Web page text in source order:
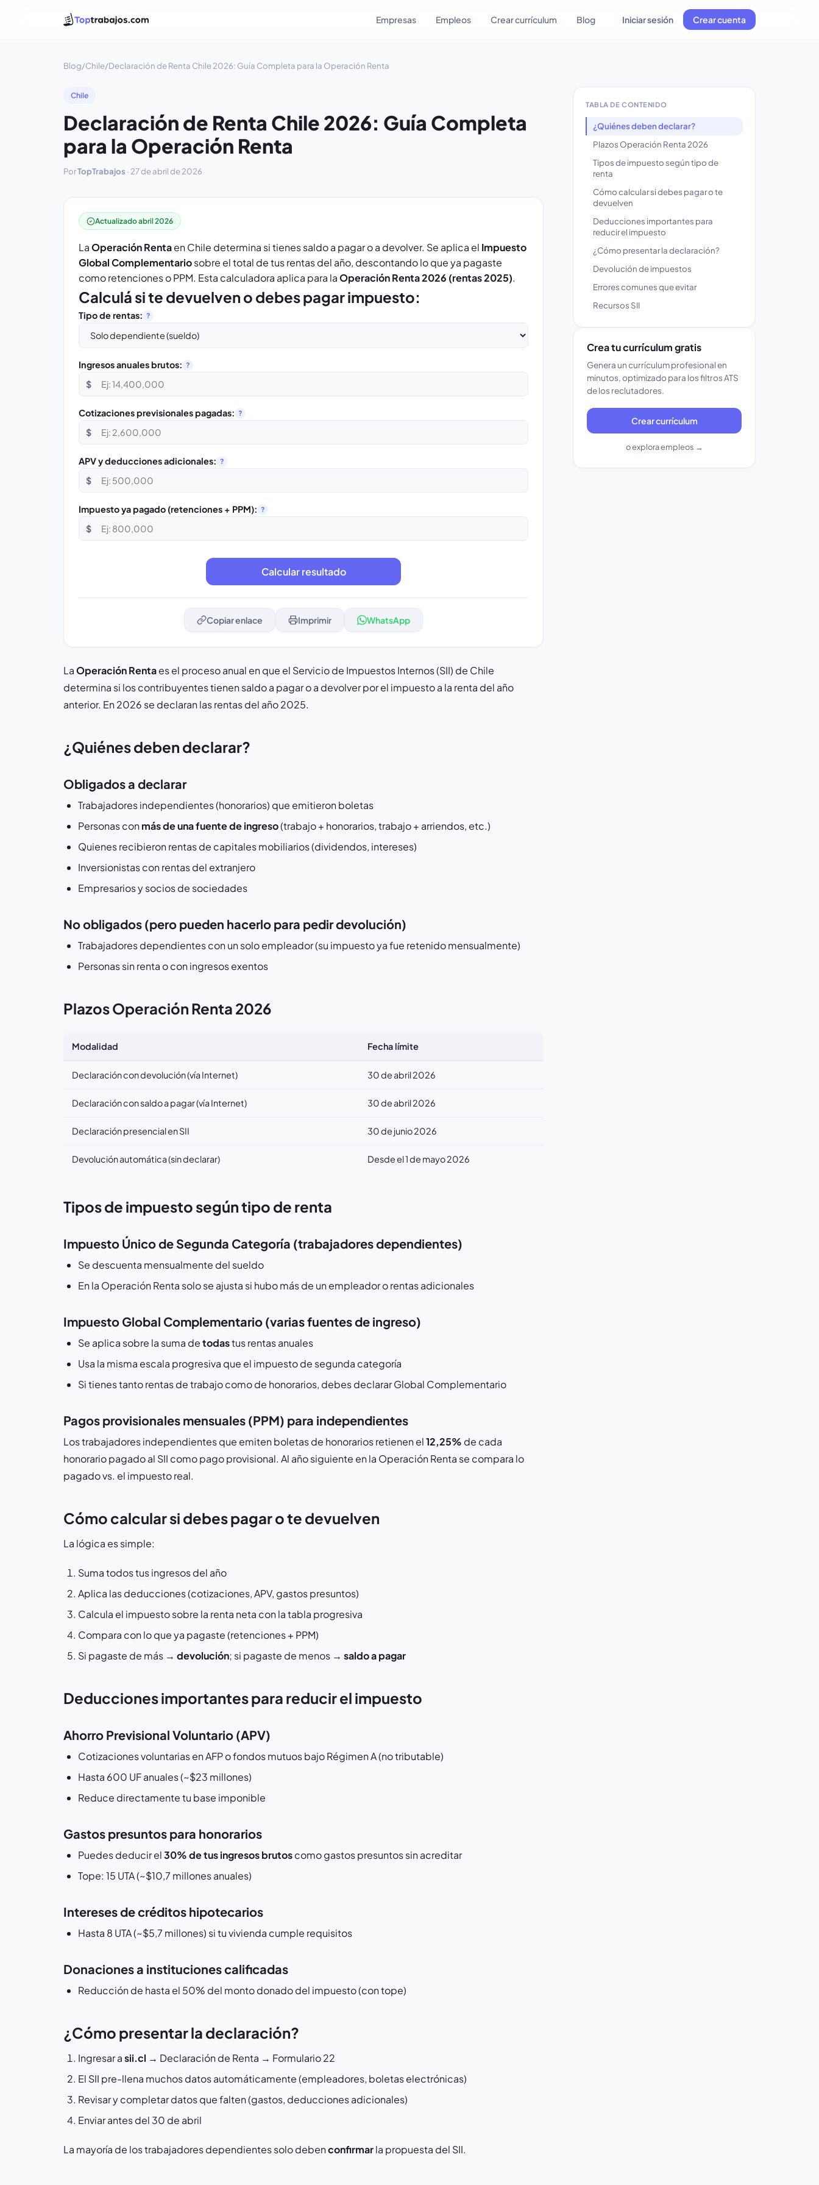
Empresas Empleos Crear currículum Blog Iniciar sesión Crear cuenta
Blog/Chile/Declaración de Renta Chile 2026: Guía Completa para la Operación Renta
Chile
Declaración de Renta Chile 2026: Guía Completa
para la Operación Renta
PorTopTrabajos · 27 de abril de 2026
Actualizado abril 2026
LaOperación Rentaen Chile determina si tienes saldo a pagar o a devolver. Se aplica el Impuesto
Global Complementariosobre el total de tus rentas del año, descontando lo que ya pagaste
como retenciones o PPM. Esta calculadora aplica para laOperación Renta 2026 (rentas 2025).
Calculá si te devuelven o debes pagar impuesto:
Tipo de rentas: ?
Ingresos anuales brutos: ?
$
Cotizaciones previsionales pagadas: ?
$
APV y deducciones adicionales: ?
$
Impuesto ya pagado (retenciones + PPM): ?
$
Copiar enlace Imprimir WhatsApp
LaOperación Rentaes el proceso anual en que el Servicio de Impuestos Internos (SII) de Chile
determina si los contribuyentes tienen saldo a pagar o a devolver por el impuesto a la renta del año
anterior. En 2026 se declaran las rentas del año 2025.
¿Quiénes deben declarar?
Obligados a declarar
Trabajadores independientes (honorarios) que emitieron boletas
Personas conmás de una fuente de ingreso(trabajo + honorarios, trabajo + arriendos, etc.)
Quienes recibieron rentas de capitales mobiliarios (dividendos, intereses)
Inversionistas con rentas del extranjero
Empresarios y socios de sociedades
No obligados (pero pueden hacerlo para pedir devolución)
Trabajadores dependientes con un solo empleador (su impuesto ya fue retenido mensualmente)
Personas sin renta o con ingresos exentos
Plazos Operación Renta 2026
Modalidad Fecha límite
Declaración con devolución (vía Internet) 30 de abril 2026
Declaración con saldo a pagar (vía Internet) 30 de abril 2026
Declaración presencial en SII 30 de junio 2026
Devolución automática (sin declarar) Desde el 1 de mayo 2026
Tipos de impuesto según tipo de renta
Impuesto Único de Segunda Categoría (trabajadores dependientes)
Se descuenta mensualmente del sueldo
En la Operación Renta solo se ajusta si hubo más de un empleador o rentas adicionales
Impuesto Global Complementario (varias fuentes de ingreso)
Se aplica sobre la suma detodastus rentas anuales
Usa la misma escala progresiva que el impuesto de segunda categoría
Si tienes tanto rentas de trabajo como de honorarios, debes declarar Global Complementario
Pagos provisionales mensuales (PPM) para independientes
Los trabajadores independientes que emiten boletas de honorarios retienen el12,25% de cada
honorario pagado al SII como pago provisional. Al año siguiente en la Operación Renta se compara lo
pagado vs. el impuesto real.
Cómo calcular si debes pagar o te devuelven
La lógica es simple:
Suma todos tus ingresos del año
Aplica las deducciones (cotizaciones, APV, gastos presuntos)
Calcula el impuesto sobre la renta neta con la tabla progresiva
Compara con lo que ya pagaste (retenciones + PPM)
Si pagaste de más → devolución; si pagaste de menos → saldo a pagar
Deducciones importantes para reducir el impuesto
Ahorro Previsional Voluntario (APV)
Cotizaciones voluntarias en AFP o fondos mutuos bajo Régimen A (no tributable)
Hasta 600 UF anuales (~$23 millones)
Reduce directamente tu base imponible
Gastos presuntos para honorarios
Puedes deducir el30% de tus ingresos brutoscomo gastos presuntos sin acreditar
Tope: 15 UTA (~$10,7 millones anuales)
Intereses de créditos hipotecarios
Hasta 8 UTA (~$5,7 millones) si tu vivienda cumple requisitos
Donaciones a instituciones calificadas
Reducción de hasta el 50% del monto donado del impuesto (con tope)
¿Cómo presentar la declaración?
Ingresar asii.cl → Declaración de Renta → Formulario 22
El SII pre-llena muchos datos automáticamente (empleadores, boletas electrónicas)
Revisar y completar datos que falten (gastos, deducciones adicionales)
Enviar antes del 30 de abril
La mayoría de los trabajadores dependientes solo debenconfirmarla propuesta del SII.
TABLA DE CONTENIDO
¿Quiénes deben declarar?
Plazos Operación Renta 2026
Tipos de impuesto según tipo de
renta
Cómo calcular si debes pagar o te
devuelven
Deducciones importantes para
reducir el impuesto
¿Cómo presentar la declaración?
Devolución de impuestos
Errores comunes que evitar
Recursos SII
Crea tu currículum gratis
Genera un currículum profesional en
minutos, optimizado para los filtros ATS
de los reclutadores.
Crear currículum
o explora empleos →